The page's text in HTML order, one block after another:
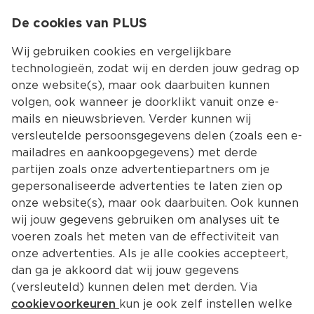
Kies jouw
Terug Producten
De cookies van PLUS
Wij gebruiken cookies en vergelijkbare
technologieën, zodat wij en derden jouw gedrag op
onze website(s), maar ook daarbuiten kunnen
volgen, ook wanneer je doorklikt vanuit onze e-
mails en nieuwsbrieven. Verder kunnen wij
versleutelde persoonsgegevens delen (zoals een e-
mailadres en aankoopgegevens) met derde
partijen zoals onze advertentiepartners om je
gepersonaliseerde advertenties te laten zien op
onze website(s), maar ook daarbuiten. Ook kunnen
wij jouw gegevens gebruiken om analyses uit te
voeren zoals het meten van de effectiviteit van
onze advertenties. Als je alle cookies accepteert,
dan ga je akkoord dat wij jouw gegevens
(versleuteld) kunnen delen met derden. Via
cookievoorkeuren kun je ook zelf instellen welke